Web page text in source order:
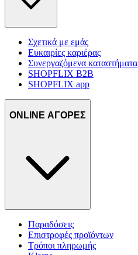
Σχετικά με εμάς
Ευκαιρίες καριέρας
Συνεργαζόμενα καταστήματα
SHOPFLIX B2B
SHOPFLIX app
ONLINE ΑΓΟΡΕΣ
Παραδόσεις
Επιστροφές προϊόντων
Τρόποι πληρωμής